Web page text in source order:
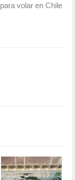
para volar en Chile